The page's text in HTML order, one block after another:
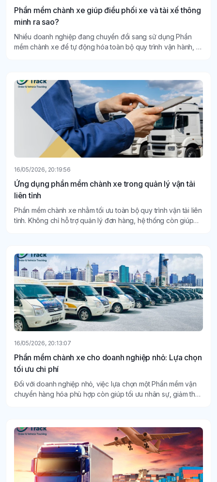
Phần mềm chành xe giúp điều phối xe và tài xế thông
minh ra sao?
Nhiều doanh nghiệp đang chuyển đổi sang sử dụng Phần
mềm chành xe để tự động hóa toàn bộ quy trình vận hành, từ
16/05/2026, 20:19:56
Ứng dụng phần mềm chành xe trong quản lý vận tải
liên tỉnh
Phần mềm chành xe nhằm tối ưu toàn bộ quy trình vận tải liên
tỉnh. Không chỉ hỗ trợ quản lý đơn hàng, hệ thống còn giúp
16/05/2026, 20:13:07
Phần mềm chành xe cho doanh nghiệp nhỏ: Lựa chọn
tối ưu chi phí
Đối với doanh nghiệp nhỏ, việc lựa chọn một Phần mềm vận
chuyển hàng hóa phù hợp còn giúp tối ưu nhân sự, giảm thời